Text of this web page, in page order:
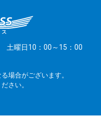
土曜日10：00～15：00
場合がございます。
さい。